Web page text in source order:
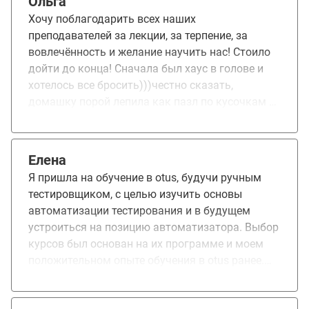
Хочу поблагодарить всех наших
преподавателей за лекции, за терпение, за
вовлечённость и желание научить нас! Стоило
дойти до конца! Сначала был хаус в голове и
хотелось все бросить)))честно сказать,
понимание и улыбка на лице вместо слез. И,
спасибо за практику, приближенную к
реальным проектам!
Елена
Я пришла на обучение в otus, будучи ручным
тестировщиком, с целью изучить основы
автоматизации тестирования и в будущем
устроиться на позицию автоматизатора. Выбор
курсов был основан на их программе и моем
охватывают все основные темы, необходимые